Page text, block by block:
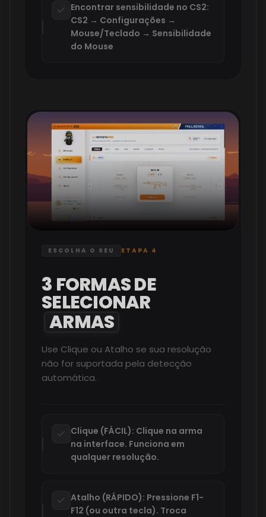
Encontrar sensibilidade no CS2:
CS2 → Configurações →
Mouse/Teclado → Sensibilidade
do Mouse
ESCOLHA O SEU ETAPA 4
3 FORMASDE
SELECIONAR
ARMAS
Use Clique ou Atalho se sua resolução
não for suportada pela detecção
automática.
Clique (FÁCIL): Clique na arma
na interface. Funciona em
qualquer resolução.
Atalho (RÁPIDO): Pressione F1-
F12 (ou outra tecla). Troca